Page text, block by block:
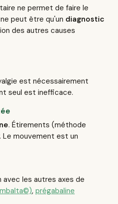
ne permet de faire le
peut être qu'un diagnostic
des autres causes
est nécessairement
seul est inefficace.
. Étirements (méthode
Le mouvement est un
les autres axes de
, prégabaline